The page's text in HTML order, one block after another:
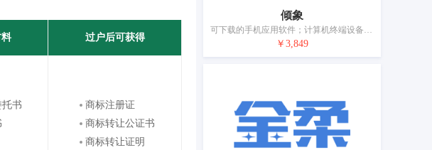
过户后可获得
书
商标注册证
商标转让公证书
商标转让证明
倾象
可下载的手机应用软件；计算机终端设备；衡器；智能手机用壳；行车记录仪；电线；电开关；安全头盔；报警器；移动电源（可充电电池）
￥3,849